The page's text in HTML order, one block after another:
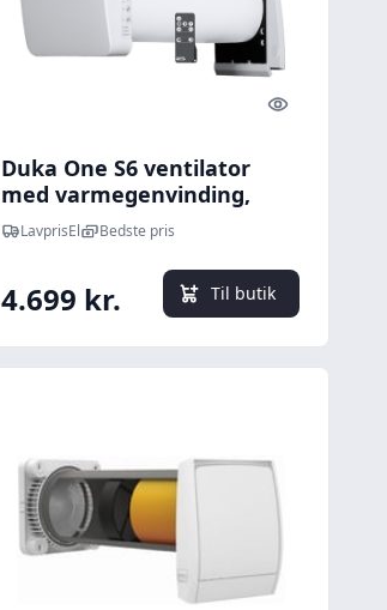
Quick look
Duka One S6 ventilator
med varmegenvinding,
Ø160 mm, hvid
LavprisEl Bedste pris
4.699 kr. Til butik